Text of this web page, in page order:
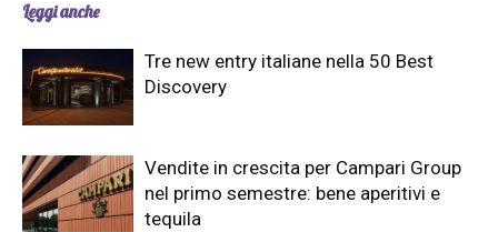
Leggi anche
Tre new entry italiane nella 50 Best
Discovery
Vendite in crescita per Campari Group
nel primo semestre: bene aperitivi e
tequila